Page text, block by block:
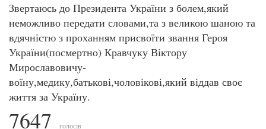
Звертаюсь до Президента України з болем,який
неможливо передати словами,та з великою шаною та
вдячністю з проханням присвоїти звання Героя
України(посмертно) Кравчуку Віктору
Мирославовичу-
воїну,медику,батькові,чоловікові,який віддав своє
життя за Україну.
7647 голосів